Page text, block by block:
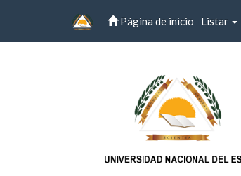
Página de inicio Listar